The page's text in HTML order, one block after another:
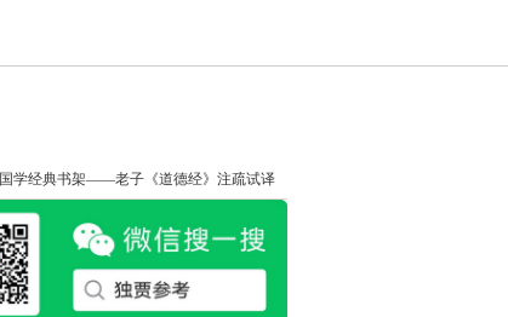
国学经典书架——老子《道德经》注疏试译